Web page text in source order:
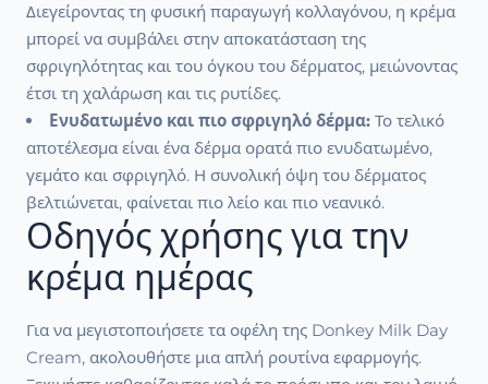
Διεγείροντας τη φυσική παραγωγή κολλαγόνου, η κρέμα
μπορεί να συμβάλει στην αποκατάσταση της
σφριγηλότητας και του όγκου του δέρματος, μειώνοντας
έτσι τη χαλάρωση και τις ρυτίδες.
Ενυδατωμένο και πιο σφριγηλό δέρμα: Το τελικό
αποτέλεσμα είναι ένα δέρμα ορατά πιο ενυδατωμένο,
γεμάτο και σφριγηλό. Η συνολική όψη του δέρματος
βελτιώνεται, φαίνεται πιο λείο και πιο νεανικό.
Οδηγός χρήσης για την
κρέμα ημέρας
Για να μεγιστοποιήσετε τα οφέλη της Donkey Milk Day
Cream, ακολουθήστε μια απλή ρουτίνα εφαρμογής.